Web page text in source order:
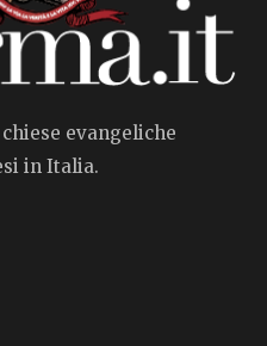
evangeliche
in Italia.